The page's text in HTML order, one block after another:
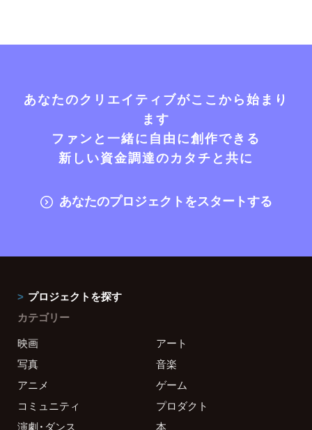
あなたのクリエイティブがここから始まり
ます
ファンと一緒に自由に創作できる
新しい資金調達のカタチと共に
あなたのプロジェクトをスタートする
プロジェクトを探す
カテゴリー
映画
アート
写真
音楽
アニメ
ゲーム
コミュニティ
プロダクト
演劇・ダンス
本